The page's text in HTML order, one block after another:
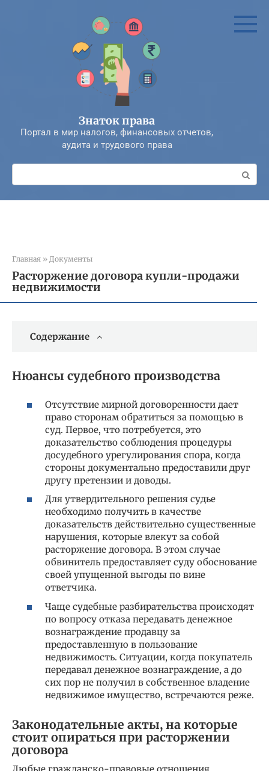
Знаток права
Портал в мир налогов, финансовых отчетов,
аудита и трудового права
Поиск:
Главная » Документы
Расторжение договора купли-продажи
недвижимости
Содержание
Нюансы судебного производства
Отсутствие мирной договоренности дает
право сторонам обратиться за помощью в
суд. Первое, что потребуется, это
доказательство соблюдения процедуры
досудебного урегулирования спора, когда
стороны документально предоставили друг
другу претензии и доводы.
Для утвердительного решения судье
необходимо получить в качестве
доказательств действительно существенные
нарушения, которые влекут за собой
расторжение договора. В этом случае
обвинитель предоставляет суду обоснование
своей упущенной выгоды по вине
ответчика.
Чаще судебные разбирательства происходят
по вопросу отказа передавать денежное
вознаграждение продавцу за
предоставленную в пользование
недвижимость. Ситуации, когда покупатель
передавал денежное вознаграждение, а до
сих пор не получил в собственное владение
недвижимое имущество, встречаются реже.
Законодательные акты, на которые
стоит опираться при расторжении
договора
Любые гражданско-правовые отношения